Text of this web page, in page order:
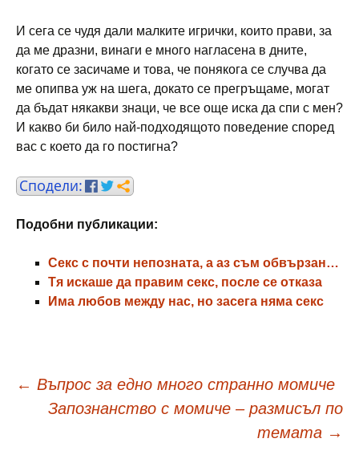
И сега се чудя дали малките игрички, които прави, за
да ме дразни, винаги е много нагласена в дните,
когато се засичаме и това, че понякога се случва да
ме опипва уж на шега, докато се прегръщаме, могат
да бъдат някакви знаци, че все още иска да спи с мен?
И какво би било най-подходящото поведение според
вас с което да го постигна?
Подобни публикации:
Секс с почти непозната, а аз съм обвързан…
Тя искаше да правим секс, после се отказа
Има любов между нас, но засега няма секс
Навигация
← Въпрос за едно много странно момиче
Запознанство с момиче – размисъл по
темата →